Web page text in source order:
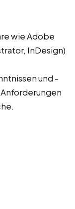
wie Adobe
InDesign)
und -